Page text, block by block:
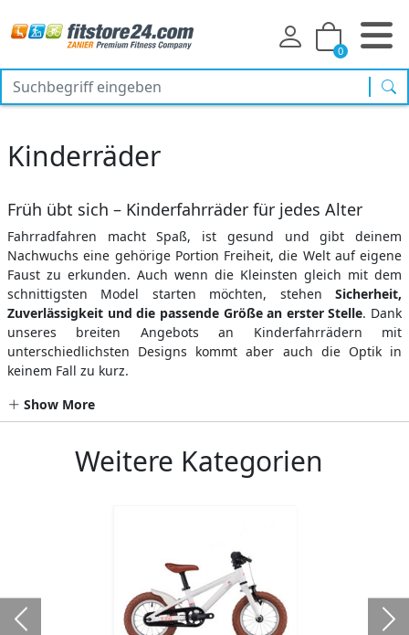
0
Kinderräder
Früh übt sich – Kinderfahrräder für jedes Alter
Fahrradfahren macht Spaß, ist gesund und gibt deinem
Nachwuchs eine gehörige Portion Freiheit, die Welt auf eigene
Faust zu erkunden. Auch wenn die Kleinsten gleich mit dem
schnittigsten Model starten möchten, stehen Sicherheit,
Zuverlässigkeit und die passende Größe an erster Stelle. Dank
unseres breiten Angebots an Kinderfahrrädern mit
unterschiedlichsten Designs kommt aber auch die Optik in
keinem Fall zu kurz.
Show More
Weitere Kategorien